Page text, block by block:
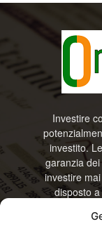
Investire
investito.
garanzia
investire
disposto